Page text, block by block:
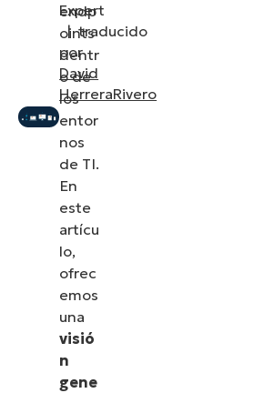
Expert
|traducido
por
David
HerreraRivero
¿Cómo se
pueden
los
endpoints?
endp
oints
dentr
o de
los
entor
nos
de TI.
En
este
artícu
lo,
ofrec
emos
una
visió
n
gene